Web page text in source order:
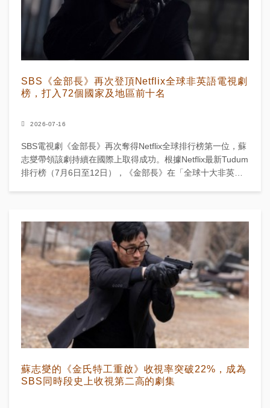
SBS《金部長》再次登頂Netflix全球非英語電視劇
榜，打入72個國家及地區前十名
2026-07-16
SBS電視劇《金部長》再次奪得Netflix全球排行榜第一位，蘇
志燮帶領該劇持續在國際上取得成功。根據Netflix最新Tudum
排行榜（7月6日至12日），《金部長》在「全球十大非英語
蘇志燮的《金氏特工重啟》收視率突破22%，成為
SBS同時段史上收視第二高的劇集